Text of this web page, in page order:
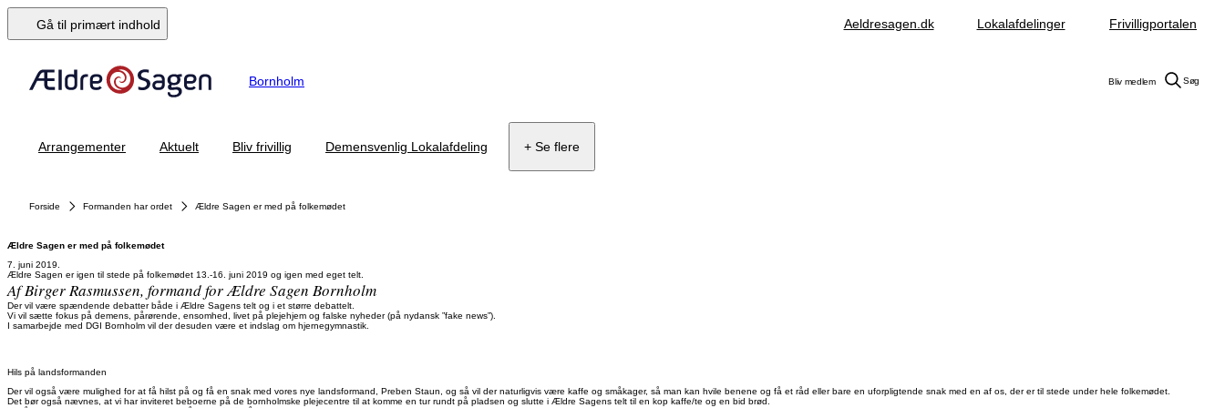
Gå til primært indhold Aeldresagen.dk Lokalafdelinger Frivilligportalen
Bornholm Bliv medlem Søg
Arrangementer Aktuelt Bliv frivillig Demensvenlig Lokalafdeling + Se flere
Forside Formanden har ordet Ældre Sagen er med på folkemødet
Ældre Sagen er med på folkemødet
7. juni 2019.
Ældre Sagen er igen til stede på folkemødet 13.-16. juni 2019 og igen med eget telt.
Af Birger Rasmussen, formand for Ældre Sagen Bornholm
Der vil være spændende debatter både i Ældre Sagens telt og i et større debattelt.
Vi vil sætte fokus på demens, pårørende, ensomhed, livet på plejehjem og falske nyheder (på nydansk ”fake news”).
I samarbejde med DGI Bornholm vil der desuden være et indslag om hjernegymnastik.
Hils på landsformanden
Der vil også være mulighed for at få hilst på og få en snak med vores nye landsformand, Preben Staun, og så vil der naturligvis være kaffe og småkager, så man kan hvile benene og få et råd eller bare en uforpligtende snak med en af os, der er til stede under hele folkemødet.
Det bør også nævnes, at vi har inviteret beboerne på de bornholmske plejecentre til at komme en tur rundt på pladsen og slutte i Ældre Sagens telt til en kop kaffe/te og en bid brød.